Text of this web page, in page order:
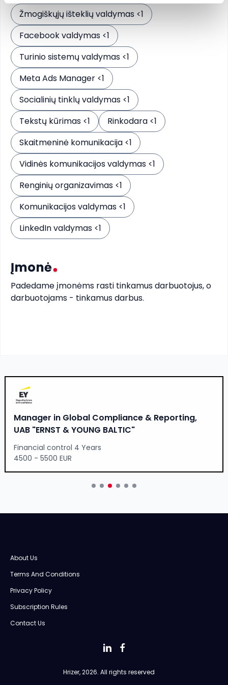
Žmogiškųjų išteklių valdymas <1
Facebook valdymas <1
Turinio sistemų valdymas <1
Meta Ads Manager <1
Socialinių tinklų valdymas <1
Tekstų kūrimas <1
Rinkodara <1
Skaitmeninė komunikacija <1
Vidinės komunikacijos valdymas <1
Renginių organizavimas <1
Komunikacijos valdymas <1
LinkedIn valdymas <1
Įmonė
Padedame įmonėms rasti tinkamus darbuotojus, o
darbuotojams - tinkamus darbus.
Manager in Global Compliance & Reporting,
UAB "ERNST & YOUNG BALTIC"
Financial control 4 Years
4500 - 5500 EUR
Hrizer, 2026. All rights reserved
About Us
Terms And Conditions
Privacy Policy
Subscription Rules
Contact Us